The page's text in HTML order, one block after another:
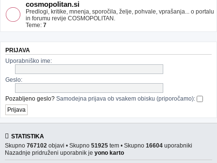
cosmopolitan.si
Predlogi, kritike, mnenja, sporočila, želje, pohvale, vprašanja... o portalu
in forumu revije COSMOPOLITAN.
Teme: 7
PRIJAVA
Uporabniško ime:
Geslo:
Pozabljeno geslo? Samodejna prijava ob vsakem obisku (priporočamo):
STATISTIKA
Skupno 767102 objavi • Skupno 51925 tem • Skupno 16604 uporabniki
Nazadnje pridruženi uporabnik je yono karto